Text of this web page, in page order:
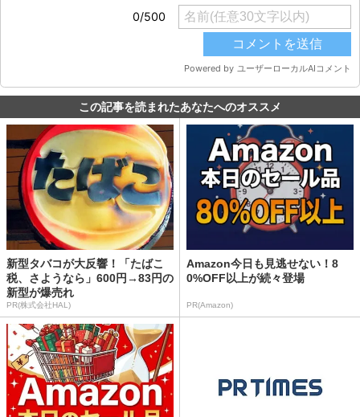
この記事を読まれたあなたへのオススメ
新型タバコが大反響！「たばこ
税、さようなら」600円→83円の
新型が爆売れ
PR(株式会社HAL)
Amazon今日も見逃せない！8
0%OFF以上が続々登場
PR(Amazon)